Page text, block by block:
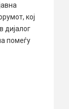
кој
дијалог
помеѓу